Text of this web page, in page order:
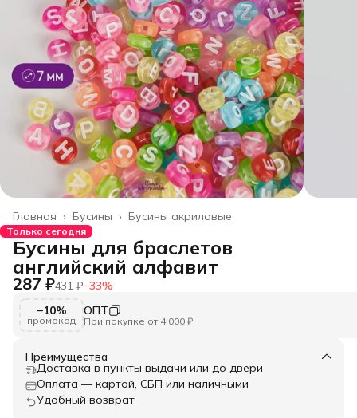
Бусины акриловые
Бусины ›
Главная ›
Только сегодня
Бусины для браслетов
английский алфавит
287 ₽431 ₽−33%
−10%
промокод
ОПТ
При покупке от 4 000 ₽
Преимущества
Доставка в пункты выдачи или до двери
Оплата — картой, СБП или наличными
Удобный возврат